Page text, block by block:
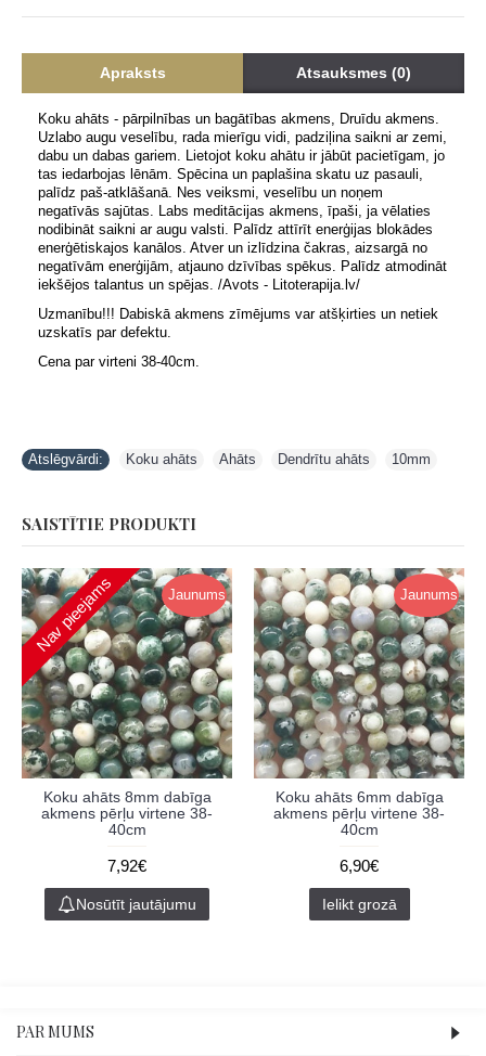
Apraksts Atsauksmes (0)
Koku ahāts - pārpilnības un bagātības akmens, Druīdu akmens.
Uzlabo augu veselību, rada mierīgu vidi, padziļina saikni ar zemi,
dabu un dabas gariem. Lietojot koku ahātu ir jābūt pacietīgam, jo
tas iedarbojas lēnām. Spēcina un paplašina skatu uz pasauli,
palīdz paš-atklāšanā. Nes veiksmi, veselību un noņem
negatīvās sajūtas. Labs meditācijas akmens, īpaši, ja vēlaties
nodibināt saikni ar augu valsti. Palīdz attīrīt enerģijas blokādes
enerģētiskajos kanālos. Atver un izlīdzina čakras, aizsargā no
negatīvām enerģijām, atjauno dzīvības spēkus. Palīdz atmodināt
iekšējos talantus un spējas. /Avots - Litoterapija.lv/
Uzmanību!!! Dabiskā akmens zīmējums var atšķirties un netiek
uzskatīs par defektu.
Cena par virteni 38-40cm.
Atslēgvārdi: Koku ahāts Ahāts Dendrītu ahāts 10mm
SAISTĪTIE PRODUKTI
Jaunums
Nav pieejams
Koku ahāts 8mm dabīga
akmens pērļu virtene 38-
40cm
7,92€
Nosūtīt jautājumu
Jaunums
Koku ahāts 6mm dabīga
akmens pērļu virtene 38-
40cm
6,90€
Ielikt grozā
PAR MUMS